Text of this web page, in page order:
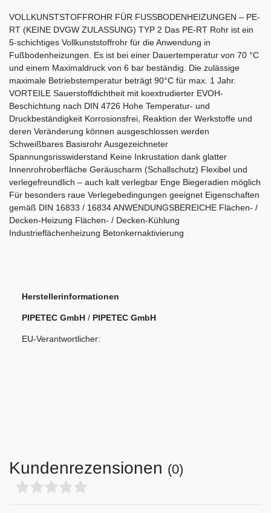
VOLL­KUNST­STOFFROHR FÜR FUSSBODENHEIZUNGEN – PE-
RT (KEINE DVGW ZULASSUNG) TYP 2 Das PE-RT Rohr ist ein
5-schichtiges Vollkunststoffrohr für die Anwendung in
Fußbodenheizungen. Es ist bei einer Dauertemperatur von 70 °C
und einem Maximaldruck von 6 bar beständig. Die zulässige
maximale Betriebstemperatur beträgt 90°C für max. 1 Jahr.
VORTEILE Sauerstoffdichtheit mit koextrudierter EVOH-
Beschichtung nach DIN 4726 Hohe Temperatur- und
Druckbeständigkeit Korrosionsfrei, Reaktion der Werkstoffe und
deren Veränderung können ausgeschlossen werden
Schweißbares Basisrohr Ausgezeichneter
Spannungsrisswiderstand Keine Inkrustation dank glatter
Innenrohroberfläche Geräuscharm (Schallschutz) Flexibel und
verlegefreundlich – auch kalt verlegbar Enge Biegeradien möglich
Für besonders raue Verlegebedingungen geeignet Eigenschaften
gemäß DIN 16833 / 16834 ANWENDUNGSBEREICHE Flächen- /
Decken-Heizung Flächen- / Decken-Kühlung
Industrieflächenheizung Betonkernaktivierung
Herstellerinformationen
PIPETEC GmbH / PIPETEC GmbH
EU-Verantwortlicher:
Kundenrezensionen (0)